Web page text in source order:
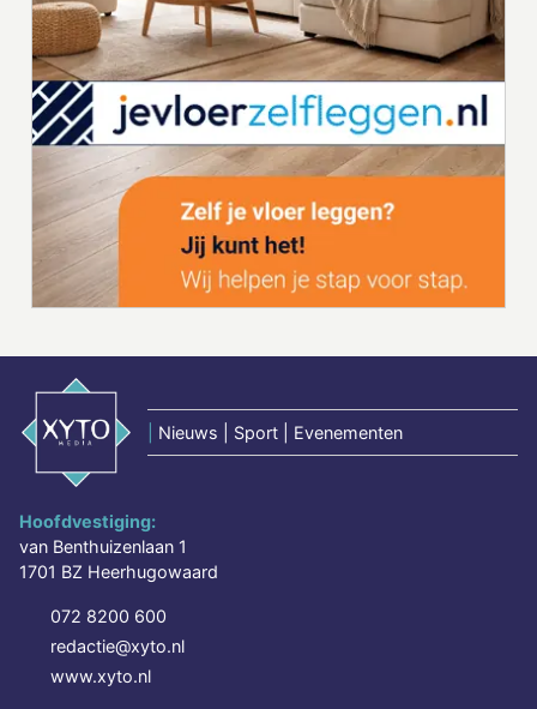
Nieuws | Sport | Evenementen
Hoofdvestiging:
van Benthuizenlaan 1
1701 BZ Heerhugowaard
072 8200 600
redactie@xyto.nl
www.xyto.nl